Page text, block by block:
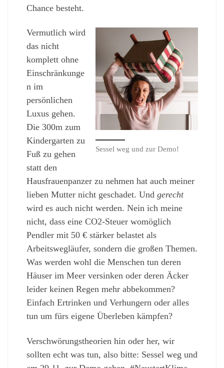
Chance besteht.
Sessel weg und zur Demo!
Vermutlich wird
das nicht
komplett ohne
Einschränkunge
n im
persönlichen
Luxus gehen.
Die 300m zum
Kindergarten zu
Fuß zu gehen
statt den
Hausfrauenpanzer zu nehmen hat auch meiner
lieben Mutter nicht geschadet. Und gerecht
wird es auch nicht werden. Nein ich meine
nicht, dass eine CO2-Steuer womöglich
Pendler mit 50 € stärker belastet als
Arbeitswegläufer, sondern die großen Themen.
Was werden wohl die Menschen tun deren
Häuser im Meer versinken oder deren Äcker
leider keinen Regen mehr abbekommen?
Einfach Ertrinken und Verhungern oder alles
tun um fürs eigene Überleben kämpfen?
Verschwörungstheorien hin oder her, wir
sollten echt was tun, also bitte: Sessel weg und